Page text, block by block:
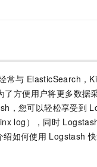
常与 ElasticSearch，
方便用户将更多数据
，您可以轻松享受到
log），同时
绍如何使用 Logstash